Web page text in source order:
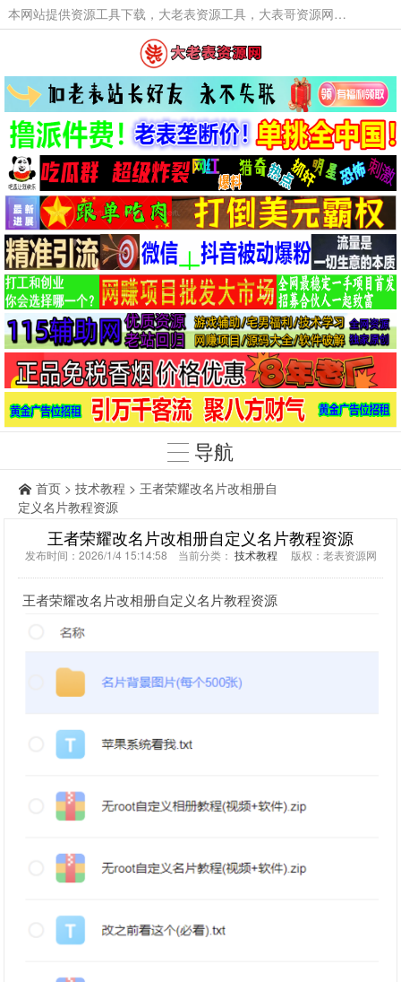
本网站提供资源工具下载，大老表资源工具，大表哥资源网软件工具，大老表资源下载，活动线报福利资源分享,活动线报，大型网游经典游戏，网络热门技术游戏辅助交流与分享。
导航
首页 > 技术教程 > 王者荣耀改名片改相册自
定义名片教程资源
王者荣耀改名片改相册自定义名片教程资源
发布时间：2026/1/4 15:14:58 当前分类： 技术教程 版权：老表资源网
王者荣耀改名片改相册自定义名片教程资源